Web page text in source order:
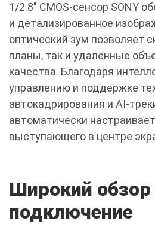
1/2.8" CMOS-сенсор SONY
и детализированное
оптический зум позволяет
планы, так и удалённые
качества. Благодаря
управлению и поддержке
автокадрирования и AI-
автоматически
выступающего в центре
Широкий обзор
подключение